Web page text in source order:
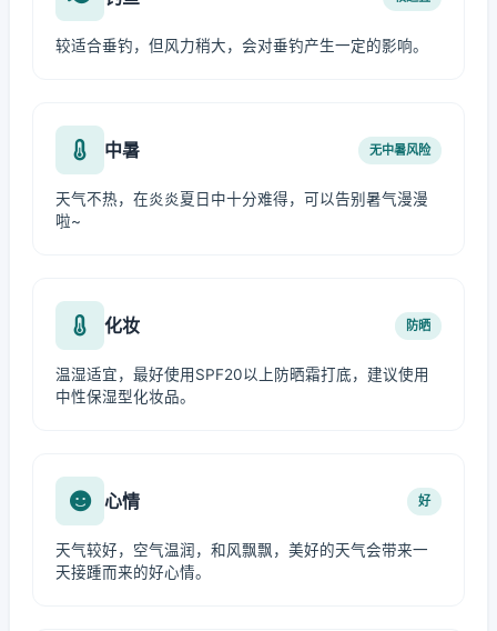
较适合垂钓，但风力稍大，会对垂钓产生一定的影响。
中暑 无中暑风险
天气不热，在炎炎夏日中十分难得，可以告别暑气漫漫
啦~
化妆 防晒
温湿适宜，最好使用SPF20以上防晒霜打底，建议使用
中性保湿型化妆品。
心情 好
天气较好，空气温润，和风飘飘，美好的天气会带来一
天接踵而来的好心情。